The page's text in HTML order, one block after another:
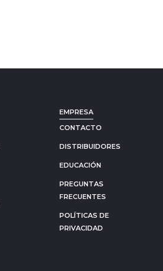
EMPRESA
CONTACTO
DISTRIBUIDORES
EDUCACIÓN
PREGUNTAS
FRECUENTES
POLÍTICAS DE
PRIVACIDAD